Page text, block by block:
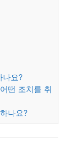
나요?
떤 조치를 취
나요?